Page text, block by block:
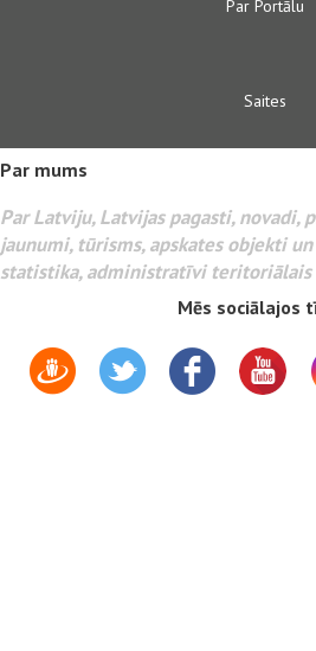
Par Portālu
Saites
Par mums
Par Latviju, Latvijas pagasti, novadi,
jaunumi, tūrisms, apskates objekti
statistika, administratīvi
Mēs sociālajos